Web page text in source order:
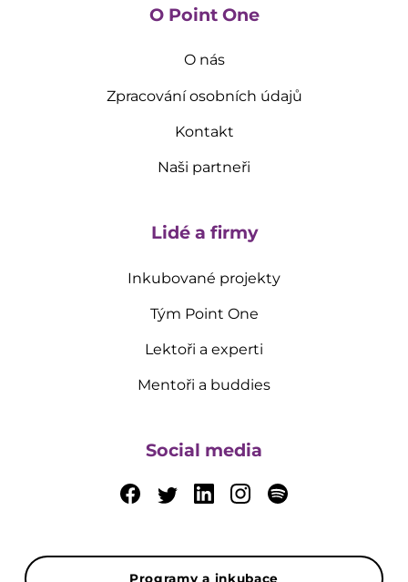
O Point One
O nás
Zpracování osobních údajů
Kontakt
Naši partneři
Lidé a firmy
Inkubované projekty
Tým Point One
Lektoři a experti
Mentoři a buddies
Social media
Programy a inkubace